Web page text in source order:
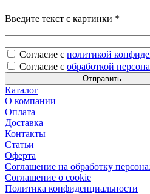
Введите текст с картинки *
Согласие с политикой
Согласие с обработкой
Каталог
О компании
Оплата
Доставка
Контакты
Статьи
Оферта
Соглашение на обработку
Соглашение о cookie
Политика конфиденциальности